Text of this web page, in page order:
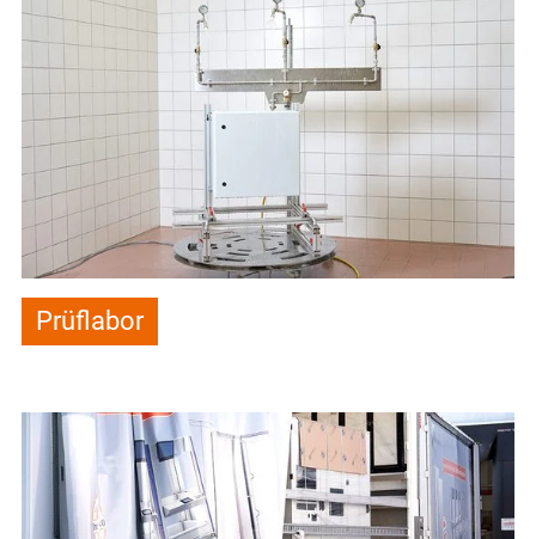
Prüflabor